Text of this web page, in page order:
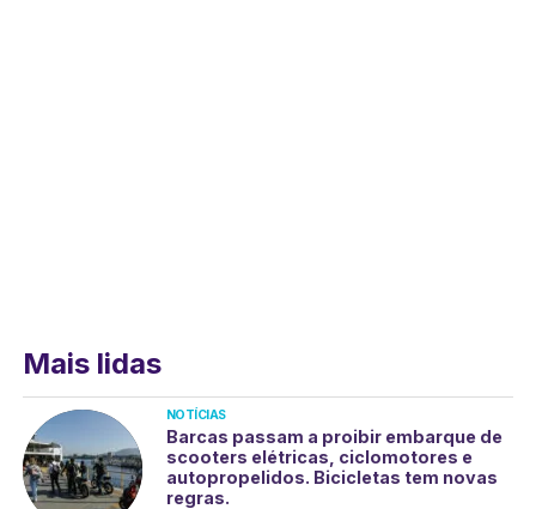
Mais lidas
NOTÍCIAS
Barcas passam a proibir embarque de
scooters elétricas, ciclomotores e
autopropelidos. Bicicletas tem novas
regras.